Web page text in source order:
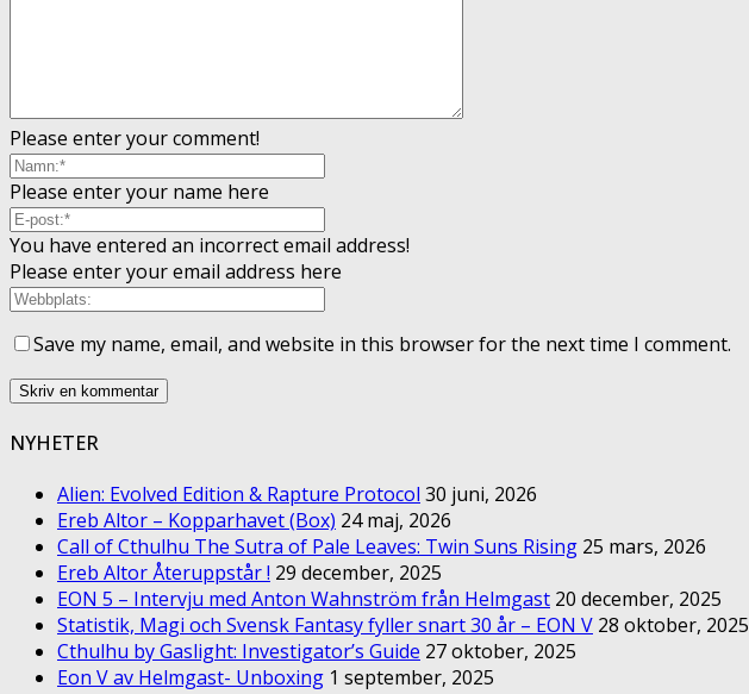
Please enter your comment!
Please enter your name here
You have entered an incorrect email address!
Please enter your email address here
Save my name, email, and website in this browser for the next time I comment.
NYHETER
Alien: Evolved Edition & Rapture Protocol 30 juni, 2026
Ereb Altor – Kopparhavet (Box) 24 maj, 2026
Call of Cthulhu The Sutra of Pale Leaves: Twin Suns Rising 25 mars, 2026
Ereb Altor Återuppstår ! 29 december, 2025
EON 5 – Intervju med Anton Wahnström från Helmgast 20 december, 2025
Statistik, Magi och Svensk Fantasy fyller snart 30 år – EON V 28 oktober, 2025
Cthulhu by Gaslight: Investigator’s Guide 27 oktober, 2025
Eon V av Helmgast- Unboxing 1 september, 2025